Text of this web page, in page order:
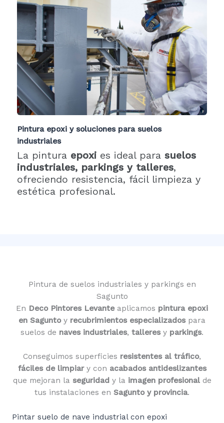
Pintura epoxi y soluciones para suelos
industriales
La pintura epoxi es ideal para suelos
industriales, parkings y talleres,
ofreciendo resistencia, fácil limpieza y
estética profesional.
Pintura de suelos industriales y parkings en
Sagunto
En Deco Pintores Levanteaplicamos pintura epoxi
en Saguntoy recubrimientos especializadospara
suelos de naves industriales, talleresy parkings.
Conseguimos superficies resistentes al tráfico,
fáciles de limpiary con acabados antideslizantes
que mejoran la seguridad y la imagen profesionalde
tus instalaciones en Sagunto y provincia.
Pintar suelo de nave industrial con epoxi